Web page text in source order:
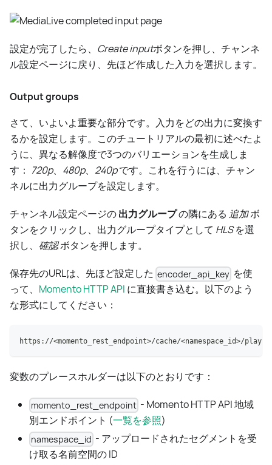
設定が完了したら、 Create inputボタンを押し、チャンネ
ル設定ページに戻り、先ほど作成した入力を選択します。
Output groups
さて、いよいよ重要な部分です。入力をどの出力に変換す
るかを設定します。このチュートリアルの最初に述べたよ
うに、異なる解像度で3つのバリエーションを生成しま
す： 720p、 480p、 240pです。これを行うには、チャン
ネルに出力グループを設定します。
チャンネル設定ページの出力グループの隣にある 追加ボ
タンをクリックし、出力グループタイプとして HLSを選
択し、 確認ボタンを押します。
保存先のURLは、先ほど設定した encoder_api_key を使
って、 Momento HTTP API に直接書き込む。以下のよう
な形式にしてください：
https://<momento_rest_endpoint>/cache/<namespace_id>/
変数のプレースホルダーは以下のとおりです：
momento_rest_endpoint - Momento HTTP API 地域
別エンドポイント (一覧を参照)
namespace_id - アップロードされたセグメントを受
け取る名前空間の ID